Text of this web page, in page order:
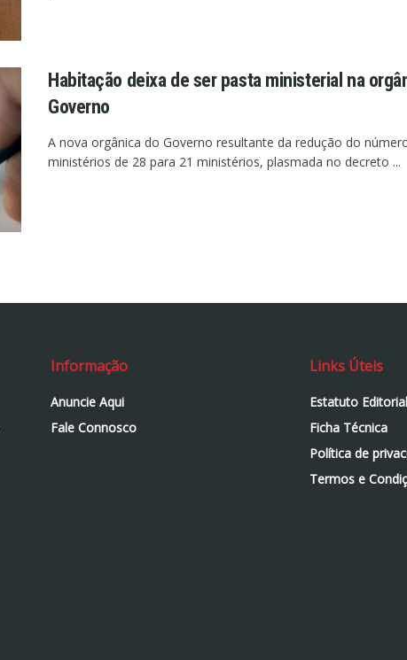
Habitação deixa de ser pasta ministerial na
Governo
A nova orgânica do Governo resultante da redução do
ministérios de 28 para 21 ministérios, plasmada no decreto ...
Informação
Anuncie Aqui
Fale Connosco
Links Úteis
Estatuto Editorial
Ficha Técnica
Política de
Termos e